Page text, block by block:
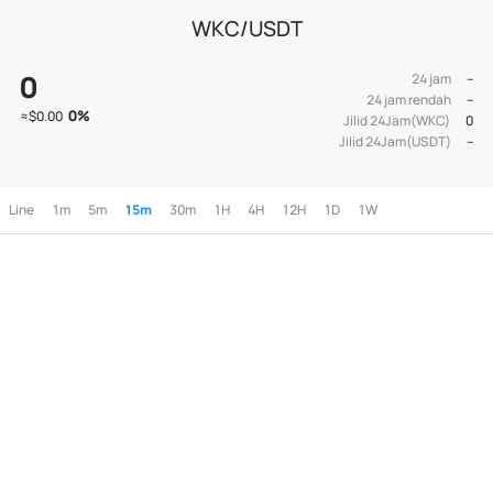
WKC/USDT
0
≈$0.00 0%
24 jam
--
24 jam rendah
--
Jilid 24Jam(WKC)
0
Jilid 24Jam(USDT)
--
Line 1m 5m 15m 30m 1H 4H 12H 1D 1W